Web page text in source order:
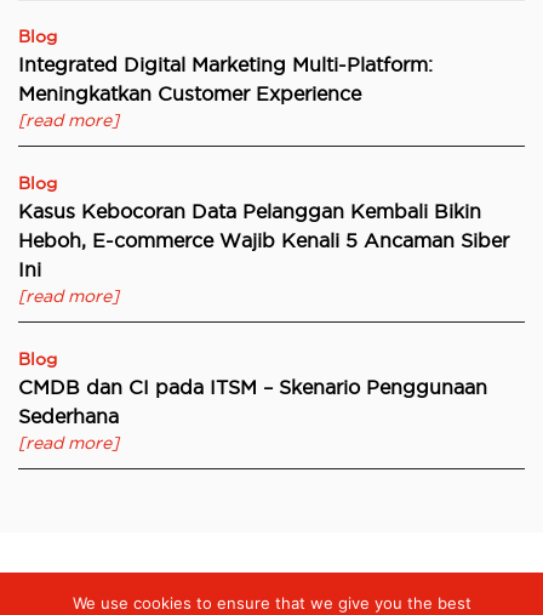
Blog
Integrated Digital Marketing Multi-Platform:
Meningkatkan Customer Experience
[read more]
Blog
Kasus Kebocoran Data Pelanggan Kembali Bikin
Heboh, E-commerce Wajib Kenali 5 Ancaman Siber
Ini
[read more]
Blog
CMDB dan CI pada ITSM – Skenario Penggunaan
Sederhana
[read more]
We use cookies to ensure that we give you the best
Digiserve »Solusi Terhadap Benturan Antara Pekerjaan dengan